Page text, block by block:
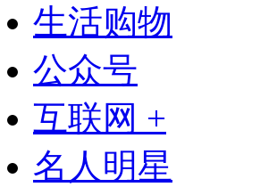
生活购物
公众号
互联网 +
名人明星